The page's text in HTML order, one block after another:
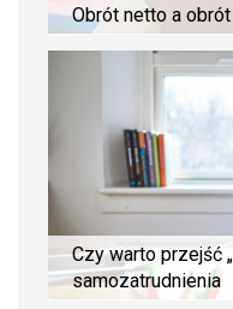
Obrót netto a
Czy warto przejść
samozatrudnienia